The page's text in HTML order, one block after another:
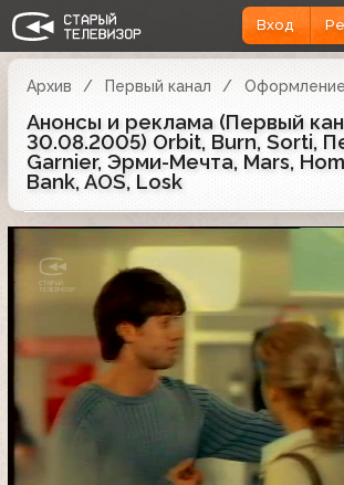
Вход
Архив Первый канал Оформление
Анонсы и реклама (Первый
30.08.2005) Orbit, Burn, Sorti,
Garnier, Эрми-Мечта, Mars,
Bank, AOS, Losk